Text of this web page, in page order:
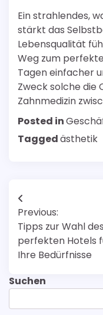
Ein strahlendes,
stärkt das
Lebensqualität
Weg zum
Tagen einfacher
Zweck solche die
Zahnmedizin
Posted in
Taggedästhetik
Post
navigation
Previous:
Tipps zur Wahl des
perfekten Hotels
Ihre Bedürfnisse
Suchen